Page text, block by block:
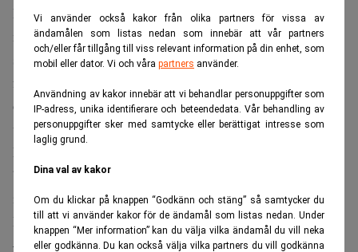
Vi använder också kakor från olika partners för vissa av
ändamålen som listas nedan som innebär att vår partners
och/eller får tillgång till viss relevant information på din enhet, som
mobil eller dator. Vi och våra partners använder.
Användning av kakor innebär att vi behandlar personuppgifter som
IP-adress, unika identifierare och beteendedata. Vår behandling av
personuppgifter sker med samtycke eller berättigat intresse som
laglig grund.
Dina val av kakor
Om du klickar på knappen “Godkänn och stäng” så samtycker du
till att vi använder kakor för de ändamål som listas nedan. Under
knappen “Mer information” kan du välja vilka ändamål du vill neka
eller godkänna. Du kan också välja vilka partners du vill godkänna
IRG är aktiv i Göteborgsregionen och har omkring 30
medarbetare. Bolaget har vuxit med cirka 15 procent de
senaste fem åren, och bidrar med en strategisk pusselbit
för Norva24:s ambition om att använda sensorer, digital
övervakning och IoT för att underlägga underhållet av
underjordisk infrastruktur.
Planerna för Norva24 stannar inte vid dagens uppköp utan
bolaget har en internationell expansionsplan som
inkluderar ytterligare uppköp inom Underground
Infrastructure Maintenance, UIM.
– Vi bygger ett europeiskt fyrtorn och marknadsledare